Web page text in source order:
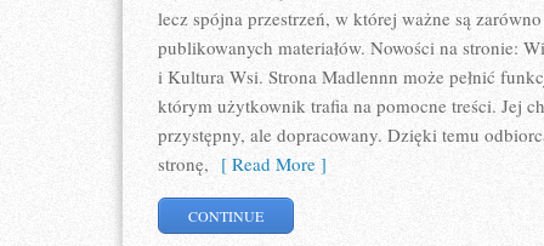
lecz spójna przestrzeń, w której ważne są
publikowanych materiałów. Nowości na stronie:
i Kultura Wsi. Strona Madlennn może pełnić
którym użytkownik trafia na pomocne treści. Jej
przystępny, ale dopracowany. Dzięki temu
stronę, [ Read More ]
CONTINUE